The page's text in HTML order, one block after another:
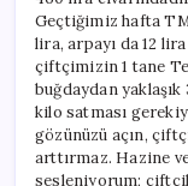
Geçtiğimiz hafta
lira, arpayı da 12
çiftçimizin 1 tane
buğdaydan
kilo satması
gözünüzü açın,
arttırmaz. Hazine ve
sesleniyorum;